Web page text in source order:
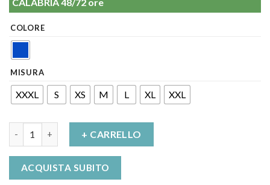
COLORE
MISURA
XXXL S XS M L XL XXL
+ CARRELLO
ACQUISTA SUBITO